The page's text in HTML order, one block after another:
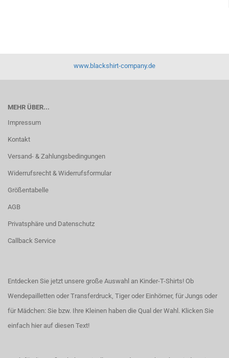
www.blackshirt-company.de
MEHR ÜBER...
Impressum
Kontakt
Versand- & Zahlungsbedingungen
Widerrufsrecht & Widerrufsformular
Größentabelle
AGB
Privatsphäre und Datenschutz
Callback Service
Entdecken Sie jetzt unsere große Auswahl an Kinder-T-Shirts! Ob
Wendepailletten oder Transferdruck, Tiger oder Einhörner, für Jungs oder
für Mädchen: Sie bzw. Ihre Kleinen haben die Qual der Wahl. Klicken Sie
einfach hier auf diesen Text!